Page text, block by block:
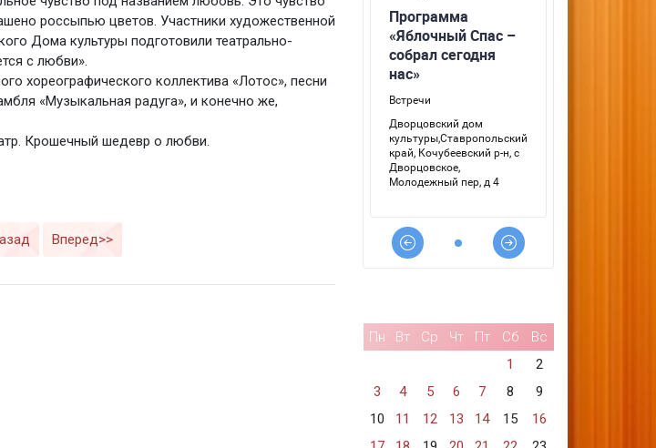
россыпью цветов. Участники художественной
Дома культуры подготовили театрально-
с любви».
хореографического коллектива «Лотос», песни
«Музыкальная радуга», и конечно же,
Крошечный шедевр о любви.
Вперед>>
Пн Вт Ср Чт Пт Сб
Вс
1
2
3
4 5 6 7 8
9
10
11 12 13 14 15
16